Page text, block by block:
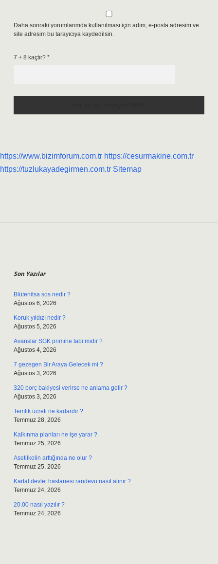
Daha sonraki yorumlarımda kullanılması için adım, e-posta adresim ve
site adresim bu tarayıcıya kaydedilsin.
7 + 8 kaçtır? *
https://www.bizimforum.com.tr https://cesurmakine.com.tr
https://tuzlukayadegirmen.com.tr Sitemap
Son Yazılar
Blütenitsa sos nedir ?
Ağustos 6, 2026
Koruk yıldızı nedir ?
Ağustos 5, 2026
Avanslar SGK primine tabi midir ?
Ağustos 4, 2026
7 gezegen Bir Araya Gelecek mi ?
Ağustos 3, 2026
320 borç bakiyesi verirse ne anlama gelir ?
Ağustos 3, 2026
Temlik ücreti ne kadardır ?
Temmuz 28, 2026
Kalkınma planları ne işe yarar ?
Temmuz 25, 2026
Asetilkolin arttığında ne olur ?
Temmuz 25, 2026
Kartal devlet hastanesi randevu nasıl alınır ?
Temmuz 24, 2026
20.00 nasıl yazılır ?
Temmuz 24, 2026